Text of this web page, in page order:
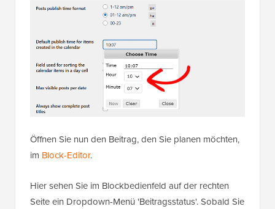
Öffnen Sie nun den Beitrag, den Sie planen möchten,
im Block-Editor.
Hier sehen Sie im Blockbedienfeld auf der rechten
Seite ein Dropdown-Menü 'Beitragsstatus'. Sobald Sie